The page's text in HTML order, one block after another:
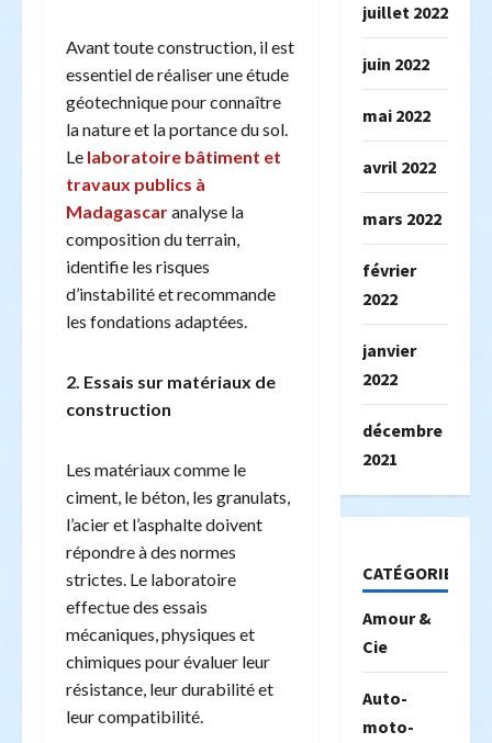
Avant toute construction, il est
essentiel de réaliser une étude
géotechnique pour connaître
la nature et la portance du sol.
Le laboratoire bâtiment et
travaux publics à
Madagascaranalyse la
composition du terrain,
identifie les risques
d’instabilité et recommande
les fondations adaptées.
2. Essais sur matériaux de
construction
Les matériaux comme le
ciment, le béton, les granulats,
l’acier et l’asphalte doivent
répondre à des normes
strictes. Le laboratoire
effectue des essais
mécaniques, physiques et
chimiques pour évaluer leur
résistance, leur durabilité et
leur compatibilité.
juillet 2022
juin 2022
mai 2022
avril 2022
mars 2022
février
2022
janvier
2022
décembre
2021
CATÉGORIES
Amour &
Cie
Auto-
moto-